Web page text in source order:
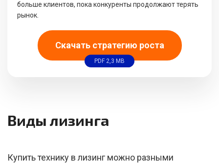
больше клиентов, пока конкуренты продолжают терять
рынок.
Скачать стратегию роста
PDF 2,3 MB
Виды лизинга
Купить технику в лизинг можно разными